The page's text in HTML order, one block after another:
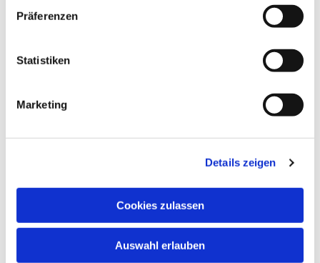
Präferenzen
Statistiken
Marketing
Details zeigen
Cookies zulassen
Auswahl erlauben